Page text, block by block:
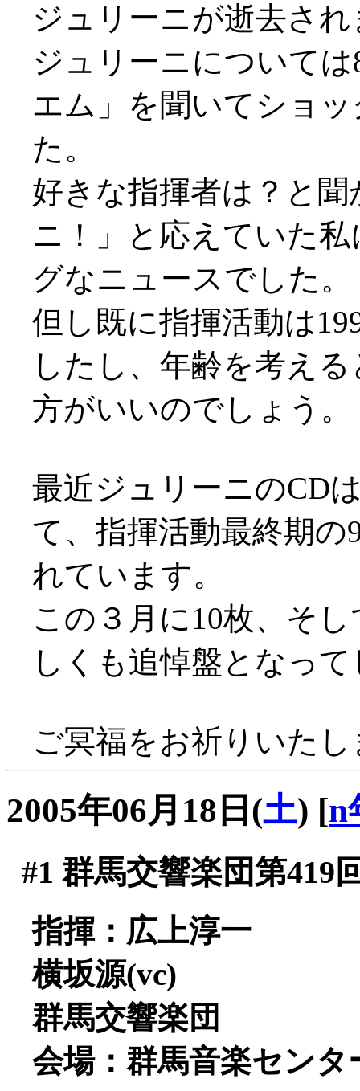
ジュリーニが逝去さ
ジュリーニについて
エム」を聞いてショ
た。
好きな指揮者は？と
ニ！」と応えていた
グなニュースでした。
但し既に指揮活動は
したし、年齢を考え
方がいいのでしょう。
最近ジュリーニのCD
て、指揮活動最終期
れています。
この３月に10枚、そ
しくも追悼盤となっ
ご冥福をお祈りいた
2005年06月18日(土) [n
#1 群馬交響楽団第419
指揮：広上淳一
横坂源(vc)
群馬交響楽団
会場：群馬音楽センタ